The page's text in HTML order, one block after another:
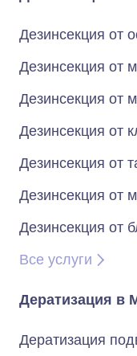
Дезинсекция от
Дезинсекция от
Дезинсекция от
Дезинсекция от
Дезинсекция от
Дезинсекция от
Дезинсекция от
Все услуги
Дератизация в
Дератизация